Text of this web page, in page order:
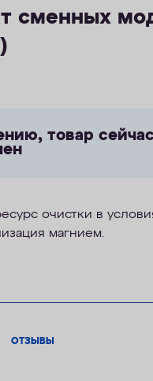
сменных
товар сейчас
очистки в
магнием.
ОТЗЫВЫ